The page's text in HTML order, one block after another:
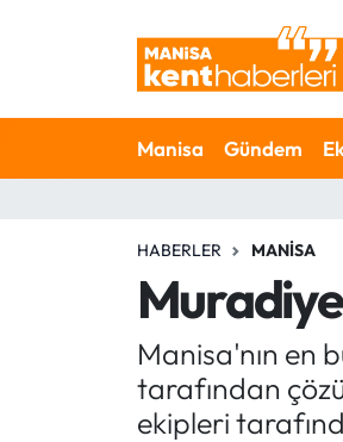
Manisa Gündem
HABERLER MANISA
Manisa'nın en
tarafından
ekipleri
Ahmetli Hava Durumu
Ahmetli Trafik Yoğunluk
Haber Arşivi